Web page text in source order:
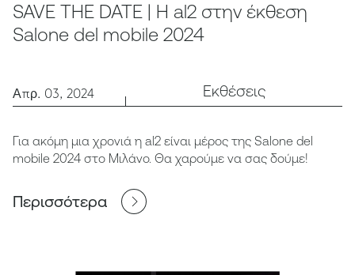
SAVE THE DATE | Η al2 στην έκθεση
Salone del mobile 2024
Απρ. 03, 2024 Εκθέσεις
Για ακόμη μια χρονιά η al2 είναι μέρος της Salone del
mobile 2024 στο Μιλάνο. Θα χαρούμε να σας δούμε!
Περισσότερα